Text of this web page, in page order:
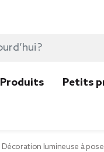
Produits Petits
Décoration lumineuse à